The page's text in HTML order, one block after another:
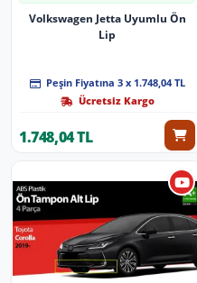
Volkswagen Jetta Uyumlu Ön
Lip
Peşin Fiyatına 3 x 1.748,04 TL
Ücretsiz Kargo
1.748,04 TL